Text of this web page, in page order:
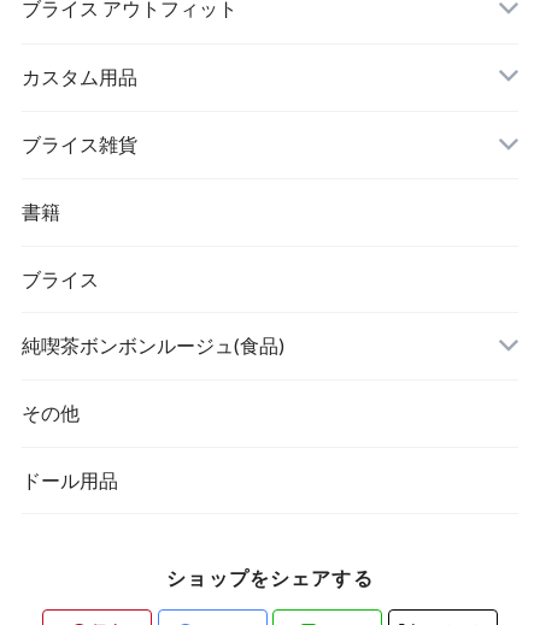
ブライス アウトフィット
カスタム用品
ブライス雑貨
書籍
ブライス
純喫茶ボンボンルージュ(食品)
その他
ドール用品
ショップをシェアする